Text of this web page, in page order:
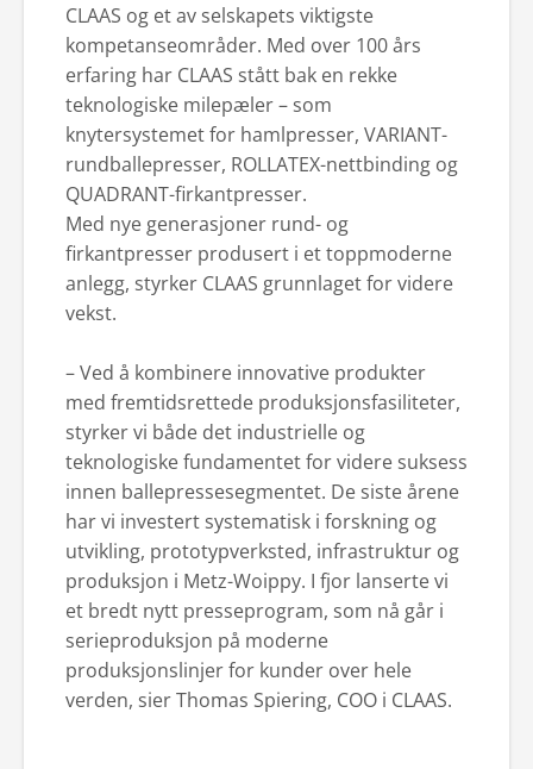
CLAAS og et av selskapets viktigste
kompetanseområder. Med over 100 års
erfaring har CLAAS stått bak en rekke
teknologiske milepæler – som
knytersystemet for hamlpresser, VARIANT-
rundballepresser, ROLLATEX-nettbinding og
QUADRANT-firkantpresser.
Med nye generasjoner rund- og
firkantpresser produsert i et toppmoderne
anlegg, styrker CLAAS grunnlaget for videre
vekst.
– Ved å kombinere innovative produkter
med fremtidsrettede produksjonsfasiliteter,
styrker vi både det industrielle og
teknologiske fundamentet for videre suksess
innen ballepressesegmentet. De siste årene
har vi investert systematisk i forskning og
utvikling, prototypverksted, infrastruktur og
produksjon i Metz-Woippy. I fjor lanserte vi
et bredt nytt presseprogram, som nå går i
serieproduksjon på moderne
produksjonslinjer for kunder over hele
verden, sier Thomas Spiering, COO i CLAAS.